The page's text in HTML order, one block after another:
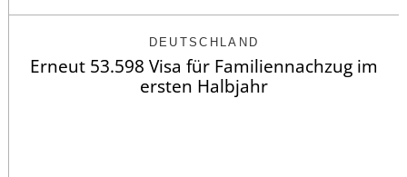
DEUTSCHLAND
Erneut 53.598 Visa für Familiennachzug im
ersten Halbjahr